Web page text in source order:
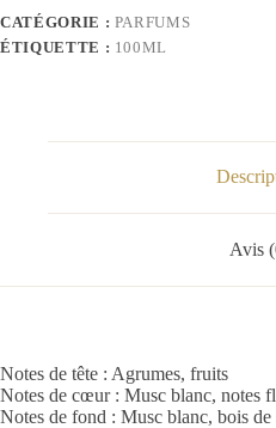
CATÉGORIE : PARFUMS
ÉTIQUETTE : 100ML
Avis
Notes de tête : Agrumes, fruits
Notes de cœur : Musc blanc, notes
Notes de fond : Musc blanc, bois de